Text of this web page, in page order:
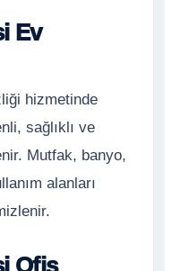
Ev
hizmetinde
sağlıklı ve
Mutfak, banyo,
alanları
Ofis